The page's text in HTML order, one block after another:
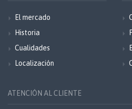
El mercado
Historia
Cualidades
Localización
ATENCIÓN AL CLIENTE